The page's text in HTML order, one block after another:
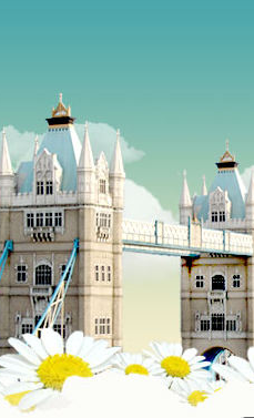
兰爱心书屋最新公告 有一天，我
一个奇怪的梦，至今让我难忘。
，我看到一本打开的用石头做的
我用舌头去舔它，觉得有一种甜
我就更用力去舔，最后从这本书
出活水来了。从那以后，一种想
解、学习的迫切渴求在我心里扩